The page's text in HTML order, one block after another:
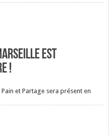
est
!
et Partage sera présent en